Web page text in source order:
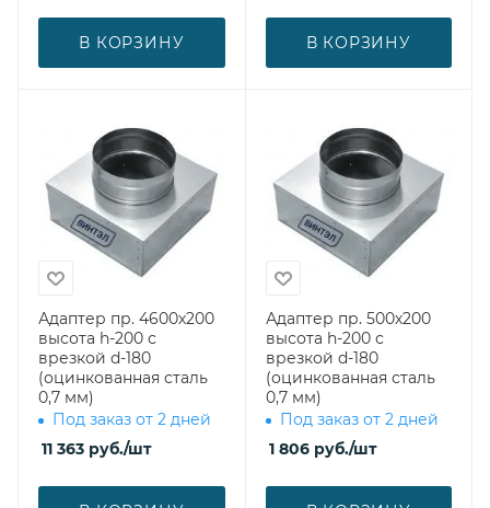
В КОРЗИНУ В КОРЗИНУ
Адаптер пр. 4600х200
высота h-200 с
врезкой d-180
(оцинкованная сталь
0,7 мм)
Под заказ от 2 дней
11 363 руб./шт
Адаптер пр. 500х200
высота h-200 с
врезкой d-180
(оцинкованная сталь
0,7 мм)
Под заказ от 2 дней
1 806руб./шт